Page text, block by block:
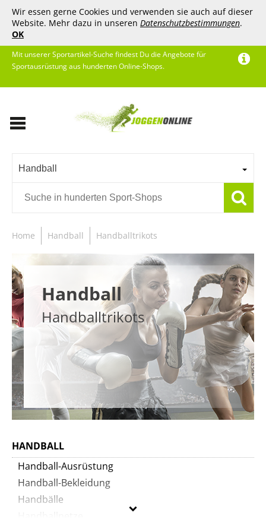
Wir essen gerne Cookies und verwenden sie auch auf dieser
Website. Mehr dazu in unseren Datenschutzbestimmungen.
OK
Mit unserer Sportartikel-Suche findest Du die Angebote für
Sportausrüstung aus hunderten Online-Shops.
Handball
Home Handball Handballtrikots
Handball
Handballtrikots
HANDBALL
Handball-Ausrüstung
Handball-Bekleidung
Handbälle